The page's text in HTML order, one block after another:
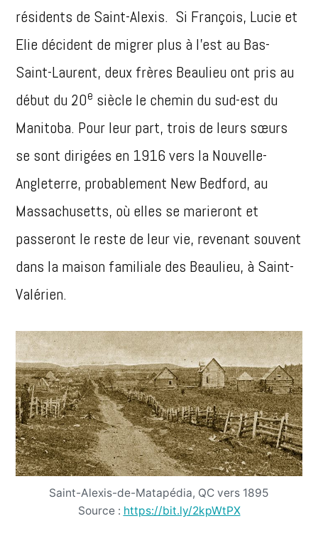
résidents de Saint-Alexis. Si François, Lucie et
Elie décident de migrer plus à l’est au Bas-
Saint-Laurent, deux frères Beaulieu ont pris au
début du 20e siècle le chemin du sud-est du
Manitoba. Pour leur part, trois de leurs sœurs
se sont dirigées en 1916 vers la Nouvelle-
Angleterre, probablement New Bedford, au
Massachusetts, où elles se marieront et
passeront le reste de leur vie, revenant souvent
dans la maison familiale des Beaulieu, à Saint-
Valérien.
Saint-Alexis-de-Matapédia, QC vers 1895
Source : https://bit.ly/2kpWtPX